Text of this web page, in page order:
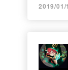
2019/01/